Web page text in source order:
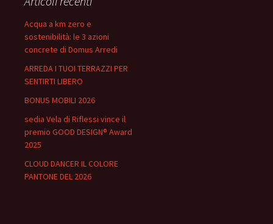
Acqua a km zero e
sostenibilità: le 3 azioni
concrete di Domus Arredi
ARREDA I TUOI TERRAZZI PER
SENTIRTI LIBERO
BONUS MOBILI 2026
sedia Vela di Riflessi vince il
premio GOOD DESIGN® Award
2025
CLOUD DANCER IL COLORE
PANTONE DEL 2026